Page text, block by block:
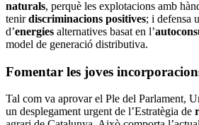
naturals, perquè les explotacions amb
tenirdiscriminacions positives; i defensa
d’energies alternatives basat en l’
model de generació distributiva.
Fomentar les joves
Tal com va aprovar el Ple del Parlament,
un desplegament urgent de l’Estratègia de